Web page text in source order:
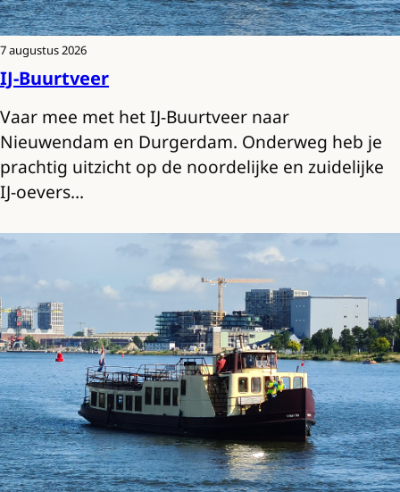
7 augustus 2026
IJ-Buurtveer
Vaar mee met het IJ-Buurtveer naar
Nieuwendam en Durgerdam. Onderweg heb je
prachtig uitzicht op de noordelijke en zuidelijke
IJ-oevers…